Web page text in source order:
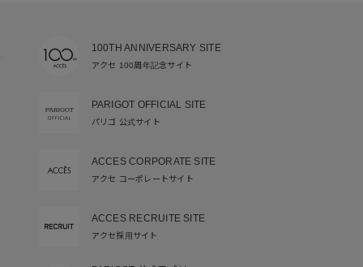
100TH ANNIVERSARY SITE
アクセ 100周年記念サイト
PARIGOT OFFICIAL SITE
パリゴ 公式サイト
ACCES CORPORATE SITE
アクセ コーポレートサイト
ACCES RECRUITE SITE
アクセ採用サイト